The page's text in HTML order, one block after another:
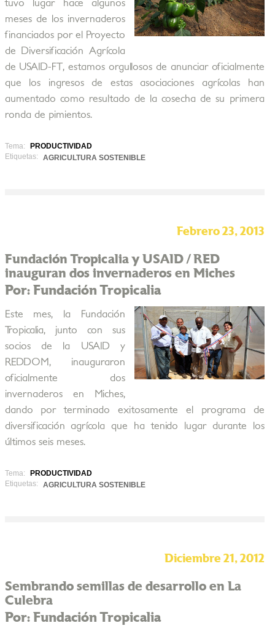
tuvo lugar hace algunos
meses de los invernaderos
financiados por el Proyecto
de Diversificación Agrícola
de USAID-FT, estamos orgullosos de anunciar oficialmente
que los ingresos de estas asociaciones agrícolas han
aumentado como resultado de la cosecha de su primera
ronda de pimientos.
Tema:
PRODUCTIVIDAD
Etiquetas:
AGRICULTURA SOSTENIBLE
Febrero 23, 2013
Fundación Tropicalia y USAID / RED
inauguran dos invernaderos en Miches
Por: Fundación Tropicalia
Este mes, la Fundación
Tropicalia, junto con sus
socios de la USAID y
REDDOM, inauguraron
oficialmente dos
invernaderos en Miches,
dando por terminado exitosamente el programa de
diversificación agrícola que ha tenido lugar durante los
últimos seis meses.
Tema:
PRODUCTIVIDAD
Etiquetas:
AGRICULTURA SOSTENIBLE
Diciembre 21, 2012
Sembrando semillas de desarrollo en La
Culebra
Por: Fundación Tropicalia